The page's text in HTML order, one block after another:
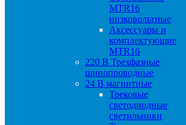
MTR16
низковольтные
Аксессуары и
комплектующие
MTR16
220 B Трехфазные
шинопроводные
24 B магнитные
Трековые
светодиодные
светильники